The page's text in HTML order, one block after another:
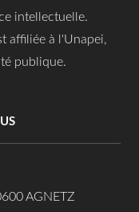
intellectuelle.
affiliée à l'Unapei,
publique.
AGNETZ